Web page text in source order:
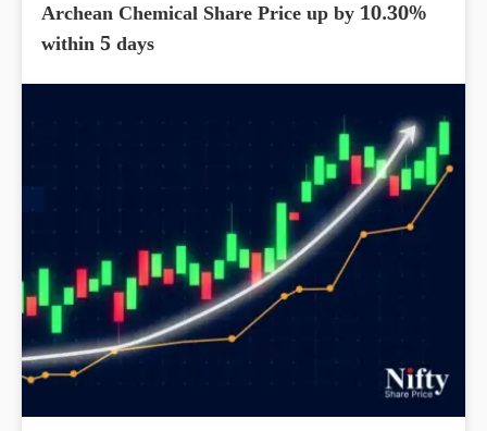
Archean Chemical Share Price up by 10.30%
within 5 days